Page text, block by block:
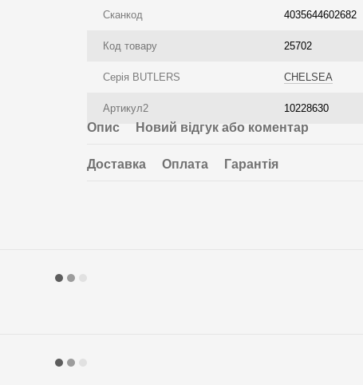
Сканкод 4035644602682
Код товару 25702
Серія BUTLERS CHELSEA
Артикул2 10228630
Опис Новий відгук або коментар
Доставка Оплата Гарантія